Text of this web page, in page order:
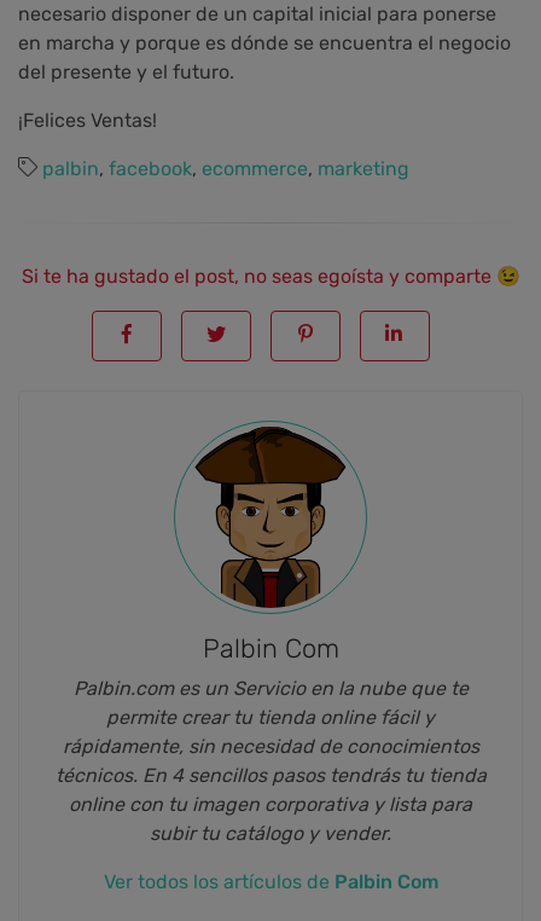
necesario disponer de un capital inicial para ponerse
en marcha y porque es dónde se encuentra el negocio
del presente y el futuro.
¡Felices Ventas!
palbin, facebook, ecommerce, marketing
Si te ha gustado el post, no seas egoísta y comparte 😉
Palbin Com
Palbin.com es un Servicio en la nube que te
permite crear tu tienda online fácil y
rápidamente, sin necesidad de conocimientos
técnicos. En 4 sencillos pasos tendrás tu tienda
online con tu imagen corporativa y lista para
subir tu catálogo y vender.
Ver todos los artículos de Palbin Com